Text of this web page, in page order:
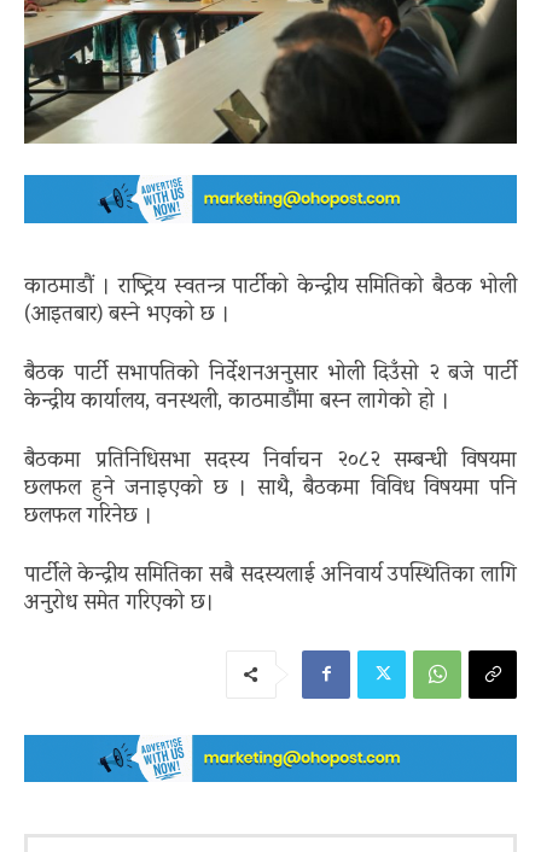
काठमाडौं । राष्ट्रिय स्वतन्त्र पार्टीको केन्द्रीय समितिको बैठक भोली
(आइतबार) बस्ने भएको छ ।
बैठक पार्टी सभापतिको निर्देशनअनुसार भोली दिउँसो २ बजे पार्टी
केन्द्रीय कार्यालय, वनस्थली, काठमाडौंमा बस्न लागेको हो ।
बैठकमा प्रतिनिधिसभा सदस्य निर्वाचन २०८२ सम्बन्धी विषयमा
छलफल हुने जनाइएको छ । साथै, बैठकमा विविध विषयमा पनि
छलफल गरिनेछ ।
पार्टीले केन्द्रीय समितिका सबै सदस्यलाई अनिवार्य उपस्थितिका लागि
अनुरोध समेत गरिएको छ।